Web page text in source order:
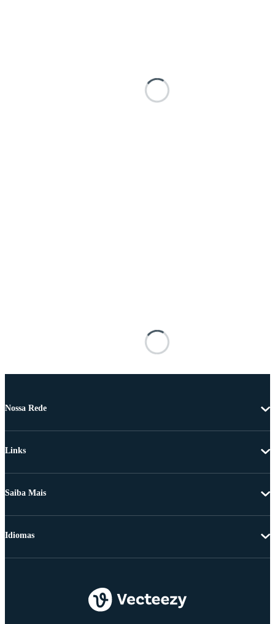
Nossa Rede
Links
Saiba Mais
Idiomas